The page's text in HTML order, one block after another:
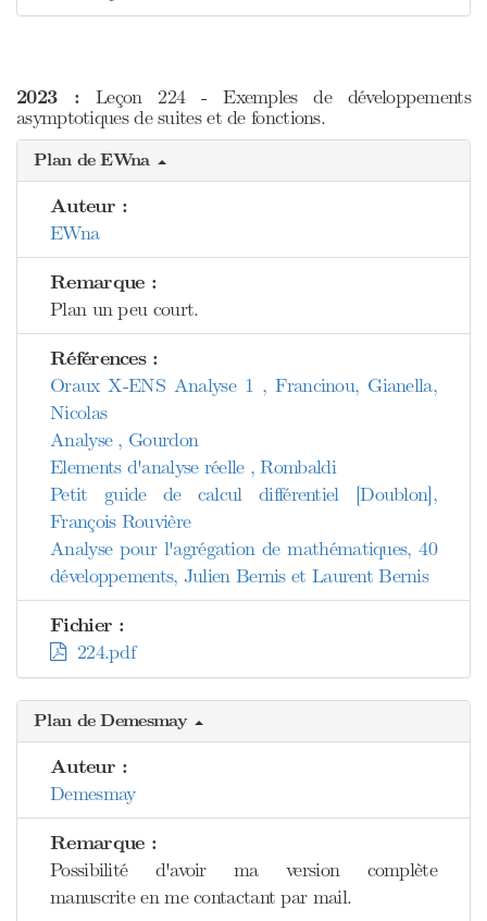
2023 : Leçon 224 - Exemples de développements
asymptotiques de suites et de fonctions.
Plan de EWna
Auteur :
EWna
Remarque :
Plan un peu court.
Références :
Oraux X-ENS Analyse 1 , Francinou, Gianella,
Nicolas
Analyse , Gourdon
Elements d'analyse réelle , Rombaldi
Petit guide de calcul différentiel [Doublon],
François Rouvière
Analyse pour l'agrégation de mathématiques, 40
développements, Julien Bernis et Laurent Bernis
Fichier :
224.pdf
Plan de Demesmay
Auteur :
Demesmay
Remarque :
Possibilité d'avoir ma version complète
manuscrite en me contactant par mail.